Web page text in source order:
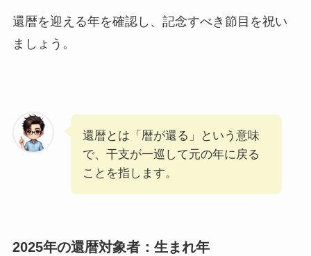
還暦を迎える年を確認し、記念すべき節目を祝い
ましょう。
還暦とは「暦が還る」という意味
で、干支が一巡して元の年に戻る
ことを指します。
2025年の還暦対象者：生まれ年